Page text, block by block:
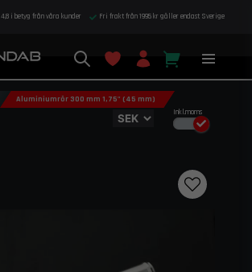
4,8 i betyg från våra kunder Fri frakt från 1995 kr gäller endast Sverige
Inkl.moms
Aluminiumrör 300 mm 1,75" (45 mm)